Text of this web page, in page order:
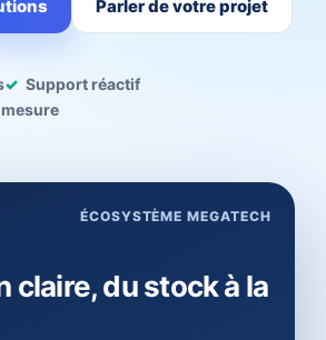
Parler de votre projet
Support réactif
ÉCOSYSTÈME MEGATECH
claire, du stock à la